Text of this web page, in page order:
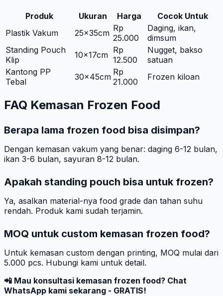
Produk Ukuran Harga
Cocok Untuk
Plastik Vakum
25x35cm Rp
25.000
Daging, ikan,
dimsum
Standing Pouch
Klip
10x17cm Rp
12.500
Nugget, bakso
satuan
Kantong PP
Tebal
30x45cm Rp
21.000
Frozen kiloan
FAQ Kemasan Frozen Food
Berapa lama frozen food bisa disimpan?
Dengan kemasan vakum yang benar: daging 6-12 bulan,
ikan 3-6 bulan, sayuran 8-12 bulan.
Apakah standing pouch bisa untuk frozen?
Ya, asalkan material-nya food grade dan tahan suhu
rendah. Produk kami sudah terjamin.
MOQ untuk custom kemasan frozen food?
Untuk kemasan custom dengan printing, MOQ mulai dari
5.000 pcs. Hubungi kami untuk detail.
📲 Mau konsultasi kemasan frozen food? Chat
WhatsApp kami sekarang - GRATIS!